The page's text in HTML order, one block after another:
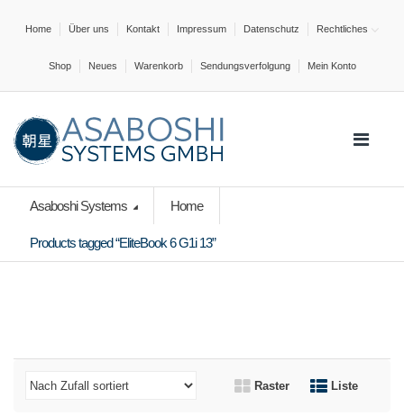
Home Über uns Kontakt Impressum Datenschutz Rechtliches
Shop Neues Warenkorb Sendungsverfolgung Mein Konto
Asaboshi Systems Home
Products tagged “EliteBook 6 G1i 13”
Raster Liste